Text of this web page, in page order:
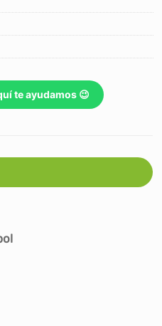
te ayudamos 😉